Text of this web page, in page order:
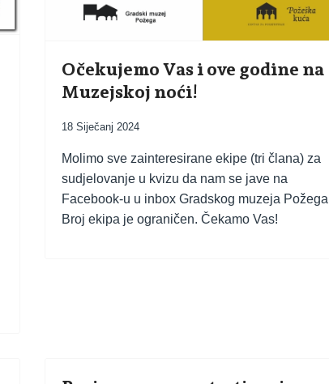
Očekujemo Vas i ove godine na
Muzejskoj noći!
18 Siječanj 2024
Molimo sve zainteresirane ekipe (tri člana) za
sudjelovanje u kvizu da nam se jave na
Facebook-u u inbox Gradskog muzeja
Broj ekipa je ograničen. Čekamo Vas!